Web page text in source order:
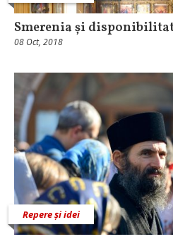
Smerenia și
08 Oct, 2018
Repere și idei